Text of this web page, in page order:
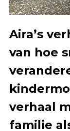
Aira’s
van hoe
verhaal
familie